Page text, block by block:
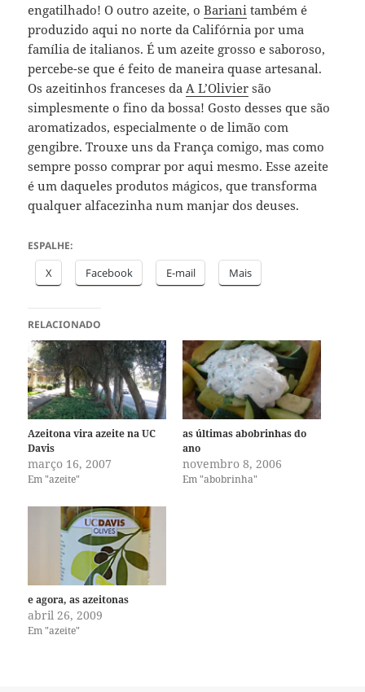
engatilhado! O outro azeite, oBariani também é
produzido aqui no norte da Califórnia por uma
família de italianos. É um azeite grosso e saboroso,
percebe-se que é feito de maneira quase artesanal.
Os azeitinhos franceses daA L’Olivier são
simplesmente o fino da bossa! Gosto desses que são
aromatizados, especialmente o de limão com
gengibre. Trouxe uns da França comigo, mas como
sempre posso comprar por aqui mesmo. Esse azeite
é um daqueles produtos mágicos, que transforma
qualquer alfacezinha num manjar dos deuses.
ESPALHE:
X Facebook E-mail Mais
RELACIONADO
Azeitona vira azeite na UC
Davis
março 16, 2007
Em "azeite"
as últimas abobrinhas do
ano
novembro 8, 2006
Em "abobrinha"
e agora, as azeitonas
abril 26, 2009
Em "azeite"